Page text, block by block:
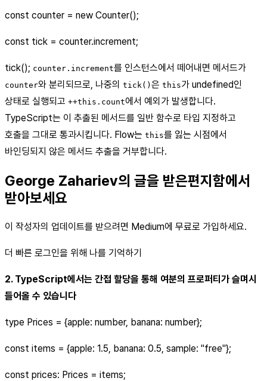
const counter = new Counter();
const tick = counter.increment;
tick(); counter.increment를 인스턴스에서 떼어내면 메서드가
counter와 분리되므로, 나중의 tick() 은 this가 undefined인
상태로 실행되고 ++this.count에서 예외가 발생합니다.
TypeScript는 이 추출된 메서드를 일반 함수로 타입 지정하고
호출을 그대로 통과시킵니다. Flow는 this를 잃는 시점에서
바인딩되지 않은 메서드 추출을 거부합니다.
George Zahariev의 글을 받은편지함에서
받아보세요
이 작성자의 업데이트를 받으려면 Medium에 무료로 가입하세요.
더 빠른 로그인을 위해 나를 기억하기
2. TypeScript에서는 간접 할당을 통해 여분의 프로퍼티가 슬며시
들어올 수 있습니다
type Prices = {apple: number, banana: number};
const items = {apple: 1.5, banana: 0.5, sample: "free"};
const prices: Prices = items;